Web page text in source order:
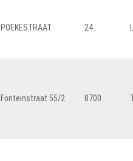
POEKESTRAAT 24
Fonteinstraat 55/2 8700